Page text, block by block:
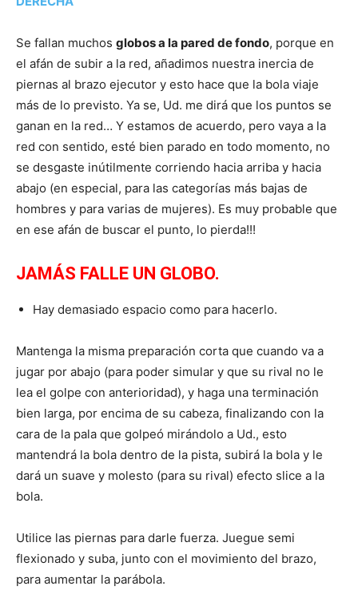
Se fallan muchos globos a la pared de fondo, porque en
el afán de subir a la red, añadimos nuestra inercia de
piernas al brazo ejecutor y esto hace que la bola viaje
más de lo previsto. Ya se, Ud. me dirá que los puntos se
ganan en la red… Y estamos de acuerdo, pero vaya a la
red con sentido, esté bien parado en todo momento, no
se desgaste inútilmente corriendo hacia arriba y hacia
abajo (en especial, para las categorías más bajas de
hombres y para varias de mujeres). Es muy probable que
en ese afán de buscar el punto, lo pierda!!!
JAMÁS FALLE UN GLOBO.
Hay demasiado espacio como para hacerlo.
Mantenga la misma preparación corta que cuando va a
jugar por abajo (para poder simular y que su rival no le
lea el golpe con anterioridad), y haga una terminación
bien larga, por encima de su cabeza, finalizando con la
cara de la pala que golpeó mirándolo a Ud., esto
mantendrá la bola dentro de la pista, subirá la bola y le
dará un suave y molesto (para su rival) efecto slice a la
bola.
Utilice las piernas para darle fuerza. Juegue semi
flexionado y suba, junto con el movimiento del brazo,
para aumentar la parábola.